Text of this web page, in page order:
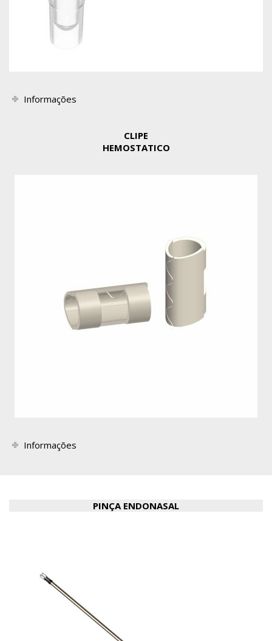
Informações
CLIPE
HEMOSTATICO
Informações
PINÇA ENDONASAL